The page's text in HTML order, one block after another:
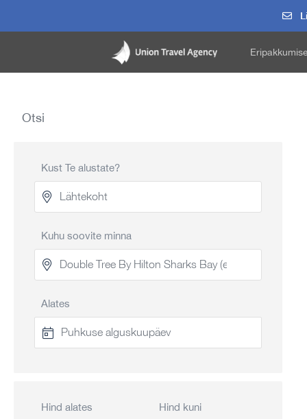
Otsi
Kust Te alustate?
Kuhu soovite minna
Alates
Hind alates Hind kuni